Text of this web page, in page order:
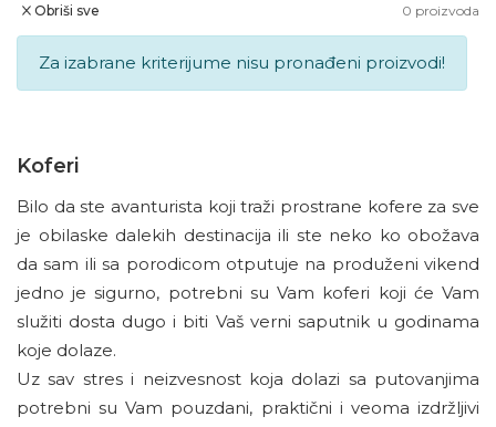
0 proizvoda
Obriši sve
Za izabrane kriterijume nisu pronađeni proizvodi!
Koferi
Bilo da ste avanturista koji traži prostrane kofere za sve
je obilaske dalekih destinacija ili ste neko ko obožava
da sam ili sa porodicom otputuje na produženi vikend
jedno je sigurno, potrebni su Vam koferi koji će Vam
služiti dosta dugo i biti Vaš verni saputnik u godinama
koje dolaze.
Uz sav stres i neizvesnost koja dolazi sa putovanjima
potrebni su Vam pouzdani, praktični i veoma izdržljivi